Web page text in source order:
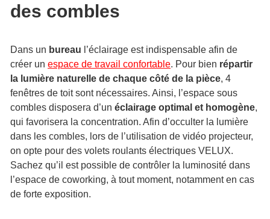
des combles
Dans un bureau l’éclairage est indispensable afin de
créer un espace de travail confortable. Pour bien répartir
la lumière naturelle de chaque côté de la pièce, 4
fenêtres de toit sont nécessaires. Ainsi, l’espace sous
combles disposera d’un éclairage optimal et homogène,
qui favorisera la concentration. Afin d’occulter la lumière
dans les combles, lors de l’utilisation de vidéo projecteur,
on opte pour des volets roulants électriques VELUX.
Sachez qu’il est possible de contrôler la luminosité dans
l’espace de coworking, à tout moment, notamment en cas
de forte exposition.